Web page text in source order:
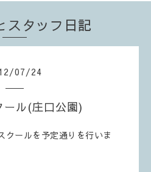
スタッフ日記
/07/24
ール(庄口公園)
クールを予定通りを行いま